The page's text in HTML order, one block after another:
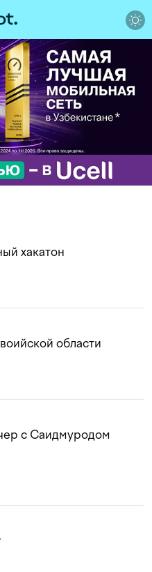
хакатон
области
с Саидмуродом